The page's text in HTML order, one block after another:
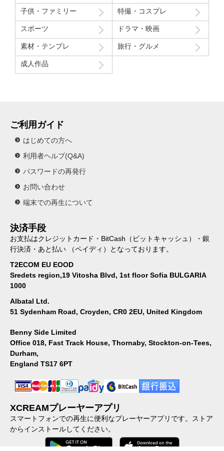
子供・ファミリー 特撮・コスプレ
スポーツ ドラマ・映画
素材・テンプレ 旅行・グルメ
成人作品
ご利用ガイド
はじめての方へ
利用者ヘルプ(Q&A)
パスワードの再発行
お問い合わせ
端末での再生について
決済手段
お支払はクレジットカード・BitCash（ビットキャッシュ）・銀
行決済・あと払い （ペイディ）となっております。
T2ECOM EU EOOD
Sredets region,19 Vitosha Blvd, 1st floor Sofia BULGARIA
1000
Albatal Ltd.
51 Sydenham Road, Croyden, CR0 2EU, United Kingdom
Benny Side Limited
Office 018, Fast Track House, Thornaby, Stockton-on-Tees,
Durham,
England TS17 6PT
XCREAMプレーヤーアプリ
スマートフォンでの再生に便利なプレーヤーアプリです。ストア
からインストールしてください。